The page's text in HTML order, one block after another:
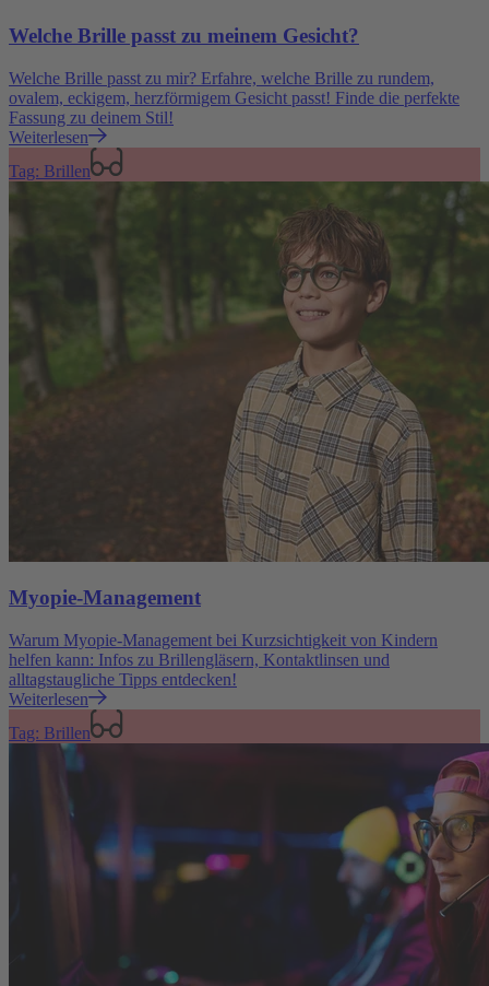
Welche Brille passt zu meinem Gesicht?
Welche Brille passt zu mir? Erfahre, welche Brille zu rundem,
ovalem, eckigem, herzförmigem Gesicht passt! Finde die perfekte
Fassung zu deinem Stil!
Weiterlesen
Tag: Brillen
Myopie-Management
Warum Myopie-Management bei Kurzsichtigkeit von Kindern
helfen kann: Infos zu Brillengläsern, Kontaktlinsen und
alltagstaugliche Tipps entdecken!
Weiterlesen
Tag: Brillen